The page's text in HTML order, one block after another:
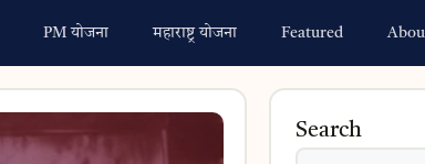
PM योजना महाराष्ट्र योजना Featured
Search